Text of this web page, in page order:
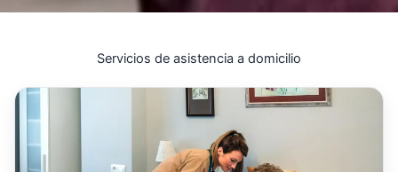
Servicios de asistencia a domicilio